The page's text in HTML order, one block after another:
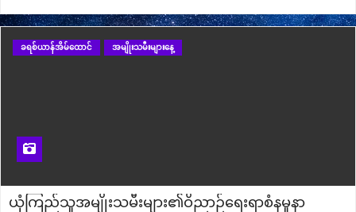
ခရစ်ယာန်အိမ်ထောင် အမျိုးသမီးများနေ့
ယုံကြည်သူအမျိုးသမီးများ၏ဝိညာဉ်ရေးရာစံနမူနာ